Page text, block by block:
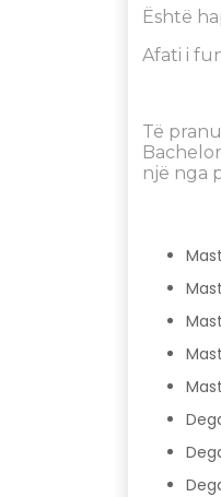
Është
Afati i
Të
një nga